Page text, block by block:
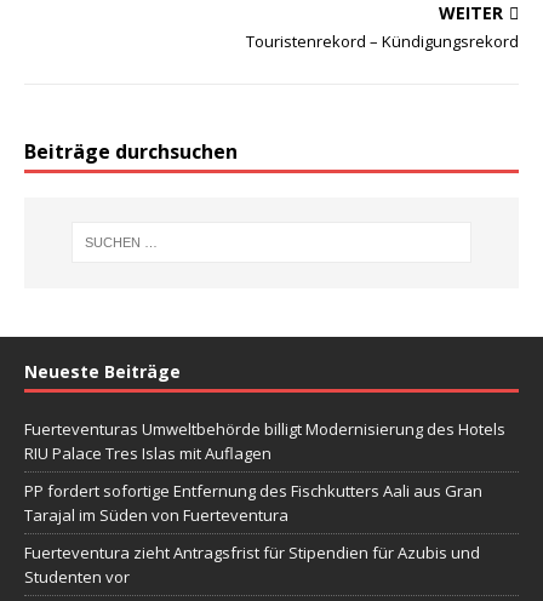
WEITER
Touristenrekord – Kündigungsrekord
Beiträge durchsuchen
Neueste Beiträge
Fuerteventuras Umweltbehörde billigt Modernisierung des Hotels
RIU Palace Tres Islas mit Auflagen
PP fordert sofortige Entfernung des Fischkutters Aali aus Gran
Tarajal im Süden von Fuerteventura
Fuerteventura zieht Antragsfrist für Stipendien für Azubis und
Studenten vor